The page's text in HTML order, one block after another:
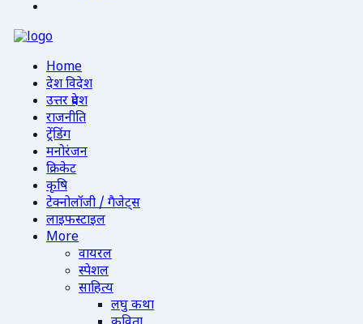
Home
देश विदेश
उत्तर प्रदेश
राजनीति
ट्रेंडिंग
मनोरंजन
क्रिकेट
कृषि
टेक्नोलॉजी / गैजेट्स
लाइफस्टाइल
More
वायरल
स्पेशल
साहित्य
लघु कथा